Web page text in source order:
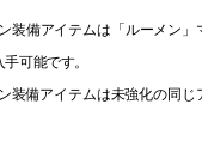
装備アイテムは「ルーメン」
可能です。
装備アイテムは未強化の同じ